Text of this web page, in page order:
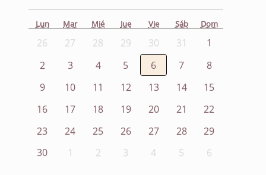
Lun Mar Mié Jue Vie Sáb Dom
26 27 28 29 30 31
1
2
3 4 5 6 7
8
9
10 11 12 13 14
15
16
17 18 19 20 21
22
23
24 25 26 27 28
29
30
1 2 3 4 5 6